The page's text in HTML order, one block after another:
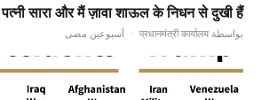
पत्नी सारा और मैं ज़ावा शाऊल के निधन से दुखी हैं,…
بواسطة प्रधानमंत्री कार्यालय · أسبوعين مضى